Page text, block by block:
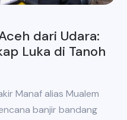
dari Udara:
Luka di Tanoh
Manaf alias Mualem
banjir bandang